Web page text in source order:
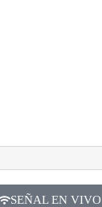
SEÑAL EN VIVO